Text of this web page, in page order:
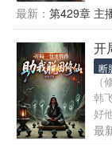
个
必
为
徒
了
不
哦
最新： 第429章 主
开
断
韩
好
最